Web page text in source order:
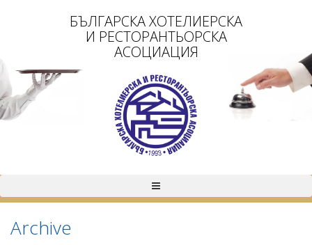
БЪЛГАРСКА ХОТЕЛИЕРСКА
И РЕСТОРАНТЬОРСКА
АСОЦИАЦИЯ
Archive